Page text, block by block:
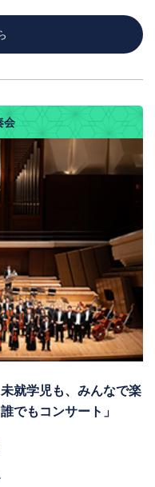
会
就学児も、みんなで楽
でもコンサート」